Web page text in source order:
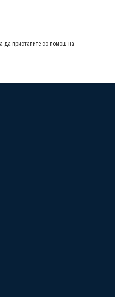
да пристапите со помош на